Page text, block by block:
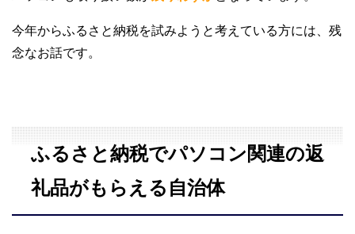
今年からふるさと納税を試みようと考えている方には、残
念なお話です。
ふるさと納税でパソコン関連の返
礼品がもらえる自治体